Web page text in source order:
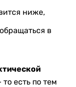
ниже,
в
то есть по тем